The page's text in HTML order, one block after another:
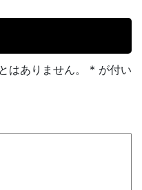
はありません。 * が付い